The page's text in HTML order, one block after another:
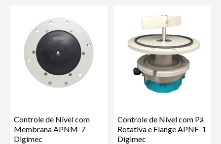
Controle de Nível com
Membrana APNM-7
Digimec
Controle de Nível com Pá
Rotativa e Flange APNF-1
Digimec